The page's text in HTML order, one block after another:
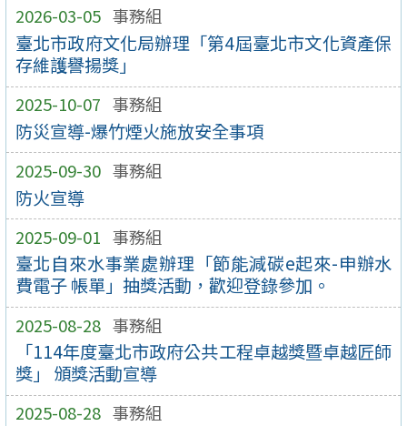
2026-03-05 事務組
臺北市政府文化局辦理「第4屆臺北市文化資產保
存維護譽揚獎」
2025-10-07 事務組
防災宣導-爆竹煙火施放安全事項
2025-09-30 事務組
防火宣導
2025-09-01 事務組
臺北自來水事業處辦理「節能減碳e起來-申辦水
費電子 帳單」抽獎活動，歡迎登錄參加。
2025-08-28 事務組
「114年度臺北市政府公共工程卓越獎暨卓越匠師
獎」 頒獎活動宣導
2025-08-28 事務組